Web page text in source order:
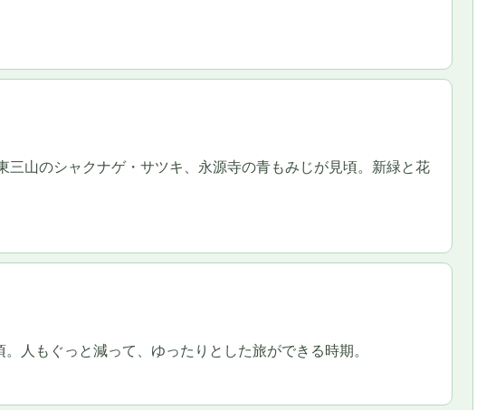
三山のシャクナゲ・サツキ、永源寺の青もみじが見頃。新緑と花
人もぐっと減って、ゆったりとした旅ができる時期。